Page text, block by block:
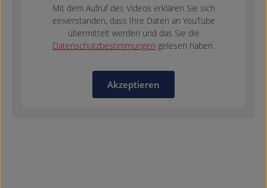
Mit dem Aufruf des Videos erklären Sie sich
einverstanden, dass Ihre Daten an YouTube
übermittelt werden und das Sie die
Datenschutzbestimmungen gelesen haben.
Akzeptieren